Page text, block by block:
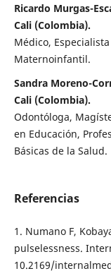
Ricardo Murgas-
Cali (Colombia).
Médico,
Maternoinfantil.
Sandra Moreno-
Cali (Colombia).
Odontóloga,
en Educación,
Básicas de la Salud.
Referencias
1. Numano F,
pulselessness.
10.2169/